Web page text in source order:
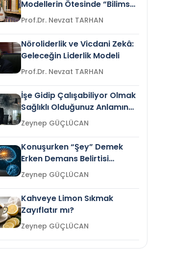
Modellerin Ötesinde “Bilimsel
Liderlik”
Prof.Dr. Nevzat TARHAN
Nöroliderlik ve Vicdani Zekâ:
Geleceğin Liderlik Modeli
Prof.Dr. Nevzat TARHAN
İşe Gidip Çalışabiliyor Olmak
Sağlıklı Olduğunuz Anlamına
Gelir mi?Zeynep GÜÇLÜCAN
Konuşurken “Şey” Demek
Erken Demans Belirtisi
Olabilir mi?Zeynep GÜÇLÜCAN
Kahveye Limon Sıkmak
Zayıflatır mı?
Zeynep GÜÇLÜCAN